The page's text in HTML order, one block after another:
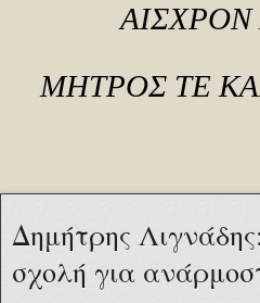
ΑΙΣΧΡΟΝ
ΜΗΤΡΟΣ ΤΕ
Δημήτρης
σχολή για